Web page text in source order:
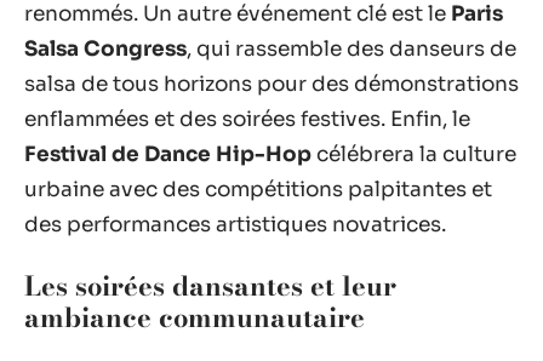
renommés. Un autre événement clé est le Paris
Salsa Congress, qui rassemble des danseurs de
salsa de tous horizons pour des démonstrations
enflammées et des soirées festives. Enfin, le
Festival de Dance Hip-Hop célébrera la culture
urbaine avec des compétitions palpitantes et
des performances artistiques novatrices.
Les soirées dansantes et leur
ambiance communautaire